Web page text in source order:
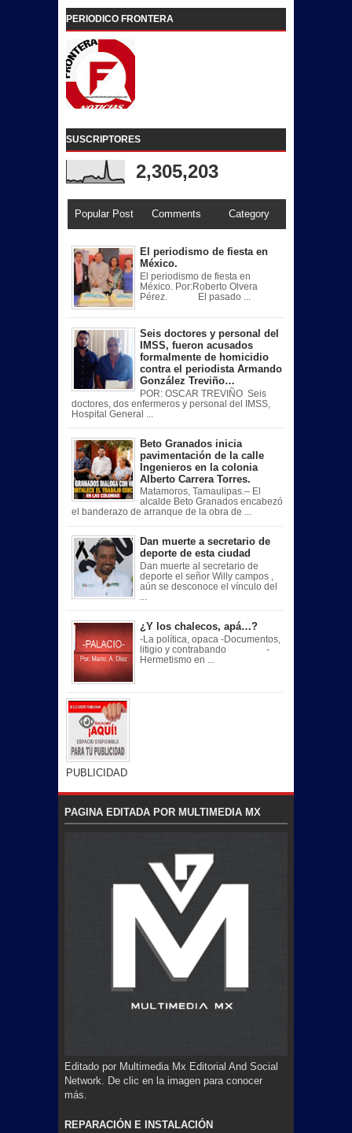
PERIODICO FRONTERA
SUSCRIPTORES
2,305,203
Popular Post Comments Category
El periodismo de fiesta en
México.
El periodismo de fiesta en
México. Por:Roberto Olvera
Pérez. El pasado ...
Seis doctores y personal del
IMSS, fueron acusados
formalmente de homicidio
contra el periodista Armando
González Treviño…
POR: OSCAR TREVIÑO Seis
doctores, dos enfermeros y personal del IMSS,
Hospital General ...
Beto Granados inicia
pavimentación de la calle
Ingenieros en la colonia
Alberto Carrera Torres.
Matamoros, Tamaulipas.– El
alcalde Beto Granados encabezó
el banderazo de arranque de la obra de ...
Dan muerte a secretario de
deporte de esta ciudad
Dan muerte al secretario de
deporte el señor Willy campos ,
aún se desconoce el vínculo del
¿Y los chalecos, apá…?
-La política, opaca -Documentos,
litigio y contrabando -
Hermetismo en ...
PUBLICIDAD
PAGINA EDITADA POR MULTIMEDIA MX
Editado por Multimedia Mx Editorial And Social
Network. De clic en la imagen para conocer
más.
REPARACIÓN E INSTALACIÓN